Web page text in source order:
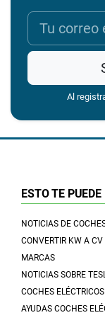
Al
ESTO TE
NOTICIAS DE
CONVERTIR KW A CV
MARCAS
NOTICIAS SOBRE
COCHES
AYUDAS COCHES